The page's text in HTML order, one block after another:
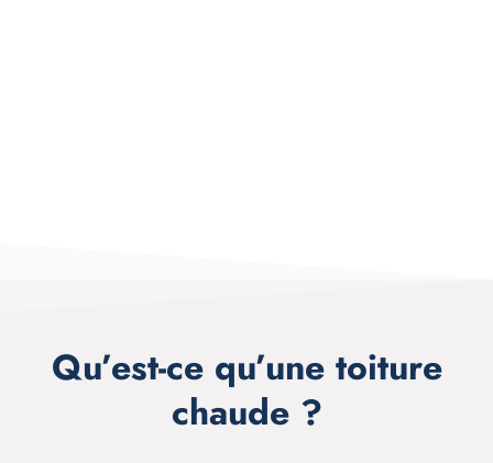
Qu’est-ce qu’une toiture
chaude ?